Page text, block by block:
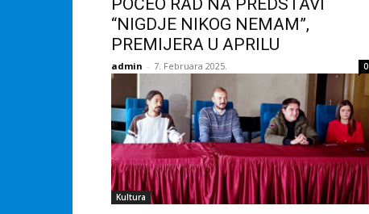
POČEO RAD NA PREDSTAVI
“NIGDJE NIKOG NEMAM”,
PREMIJERA U APRILU
admin - 7. Februara 2025. 0
Kultura